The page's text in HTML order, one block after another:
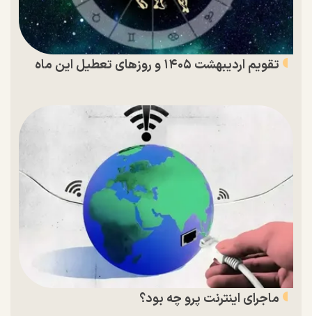
تقویم اردیبهشت ۱۴۰۵ و روز‌های تعطیل این ماه
ماجرای اینترنت پرو چه بود؟